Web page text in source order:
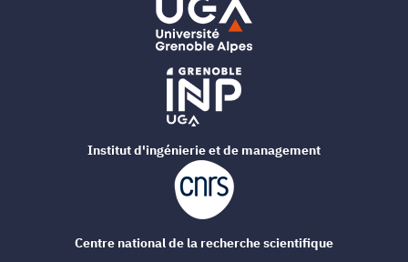
Institut d'ingénierie et de management
Centre national de la recherche scientifique